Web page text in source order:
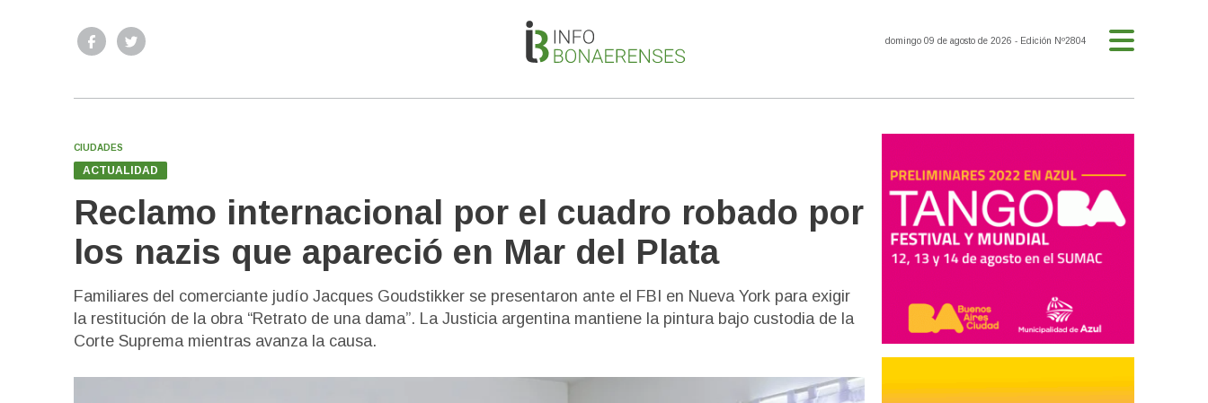
domingo 09 de agosto de 2026 - Edición Nº2804
CIUDADES
ACTUALIDAD
Reclamo internacional por el cuadro robado por
los nazis que apareció en Mar del Plata
Familiares del comerciante judío Jacques Goudstikker se presentaron ante el FBI en Nueva York para exigir
la restitución de la obra “Retrato de una dama”. La Justicia argentina mantiene la pintura bajo custodia de la
Corte Suprema mientras avanza la causa.